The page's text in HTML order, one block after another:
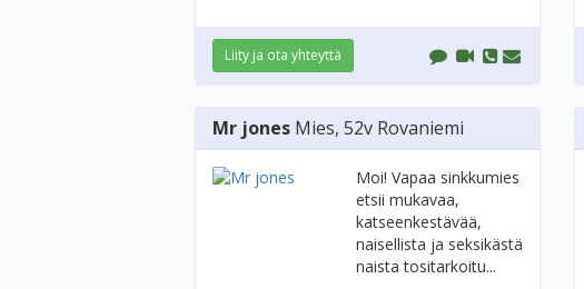
Liity ja ota yhteyttä
Mr jones Mies, 52v Rovaniemi
Moi! Vapaa sinkkumies
etsii mukavaa,
katseenkestävää,
naisellista ja seksikästä
naista tositarkoitu...